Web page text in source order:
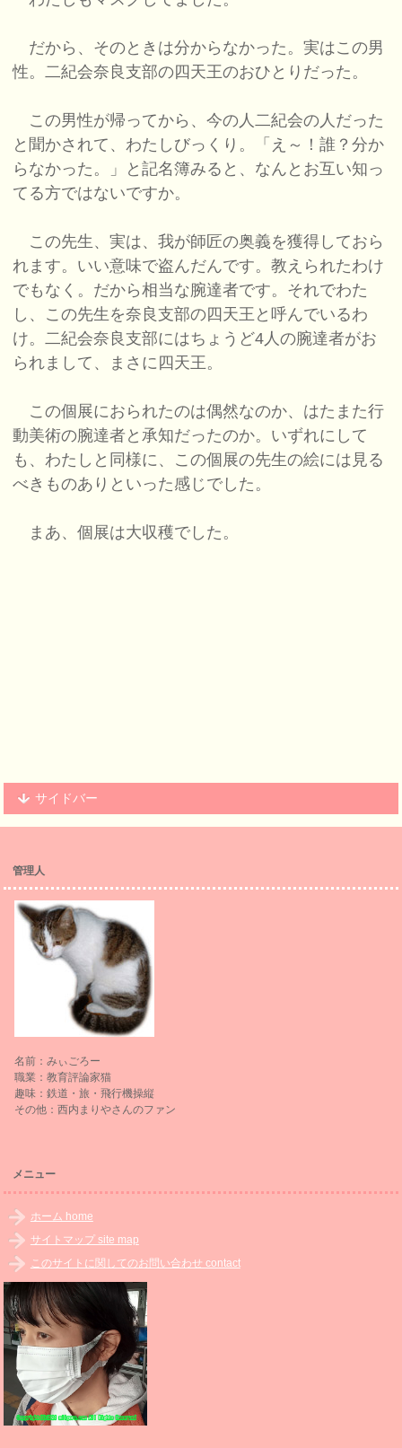
だから、そのときは分からなかった。実はこの男
性。二紀会奈良支部の四天王のおひとりだった。
この男性が帰ってから、今の人二紀会の人だった
と聞かされて、わたしびっくり。「え～！誰？分か
らなかった。」と記名簿みると、なんとお互い知っ
てる方ではないですか。
この先生、実は、我が師匠の奥義を獲得しておら
れます。いい意味で盗んだんです。教えられたわけ
でもなく。だから相当な腕達者です。それでわた
し、この先生を奈良支部の四天王と呼んでいるわ
け。二紀会奈良支部にはちょうど4人の腕達者がお
られまして、まさに四天王。
この個展におられたのは偶然なのか、はたまた行
動美術の腕達者と承知だったのか。いずれにして
も、わたしと同様に、この個展の先生の絵には見る
べきものありといった感じでした。
まあ、個展は大収穫でした。
サイドバー
管理人
名前：みぃごろー
職業：教育評論家猫
趣味：鉄道・旅・飛行機操縦
その他：西内まりやさんのファン
メニュー
ホーム home
サイトマップ site map
このサイトに関してのお問い合わせ contact